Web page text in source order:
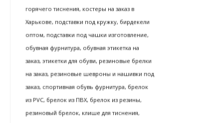
горячего тиснения, костеры на заказ в
Харькове, подставки под кружку, бирдекели
оптом, подставки под чашки изготовление,
обувная фурнитура, обувная этикетка на
заказ, этикетки для обуви, резиновые брелки
на заказ, резиновые шевроны и нашивки под
заказ, спортивная обувь фурнитура, брелок
из PVC, брелок из ПВХ, брелок из резины,
резиновый брелок, клише для тиснения,